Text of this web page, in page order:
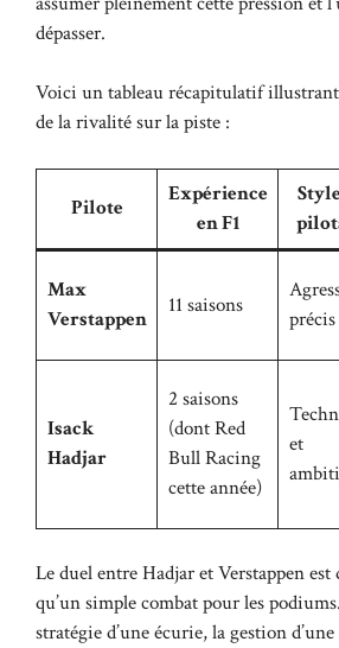
dépasser.
Voici un tableau récapitulatif
de la rivalité sur la piste :
Pilote
Expérience
en F1
Max
Verstappen
11 saisons
précis
Isack
Hadjar
2 saisons
(dont Red
Bull Racing
cette année)
et
Le duel entre Hadjar et Verstappen
qu’un simple combat pour les
stratégie d’une écurie, la gestion